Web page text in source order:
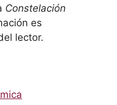
Constelación
es
lector.